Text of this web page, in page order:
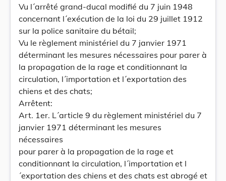
Vu l´arrêté grand-ducal modifié du 7 juin 1948
concernant l´exécution de la loi du 29 juillet 1912
sur la police sanitaire du bétail;
Vu le règlement ministériel du 7 janvier 1971
déterminant les mesures nécessaires pour parer à
la propagation de la rage et conditionnant la
circulation, l´importation et l´exportation des
chiens et des chats;
Arrêtent:
Art. 1er. L´article 9 du règlement ministériel du 7
janvier 1971 déterminant les mesures
nécessaires
pour parer à la propagation de la rage et
conditionnant la circulation, l´importation et l
´exportation des chiens et des chats est abrogé et